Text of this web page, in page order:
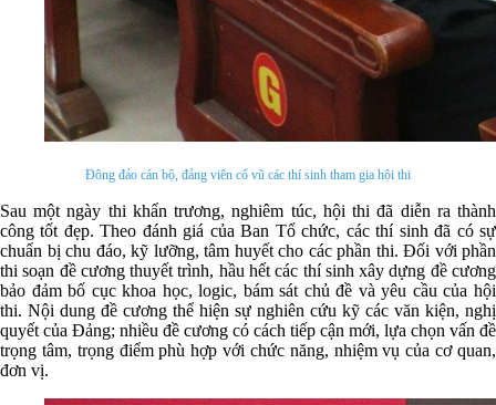
Đông đảo cán bộ, đảng viên cổ vũ các thí sinh tham gia hội thi
Sau một ngày thi khẩn trương, nghiêm túc, hội thi đã diễn ra thành
công tốt đẹp. Theo đánh giá của Ban Tổ chức, các thí sinh đã có sự
chuẩn bị chu đáo, kỹ lưỡng, tâm huyết cho các phần thi. Đối với phần
thi soạn đề cương thuyết trình, hầu hết các thí sinh xây dựng đề cương
bảo đảm bố cục khoa học, logic, bám sát chủ đề và yêu cầu của hội
thi. Nội dung đề cương thể hiện sự nghiên cứu kỹ các văn kiện, nghị
quyết của Đảng; nhiều đề cương có cách tiếp cận mới, lựa chọn vấn đề
trọng tâm, trọng điểm phù hợp với chức năng, nhiệm vụ của cơ quan,
đơn vị.